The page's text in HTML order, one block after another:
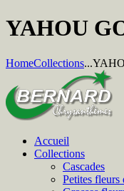
YAHOU
HomeCollections...
Accueil
Collections
Cascades
Petites fleurs